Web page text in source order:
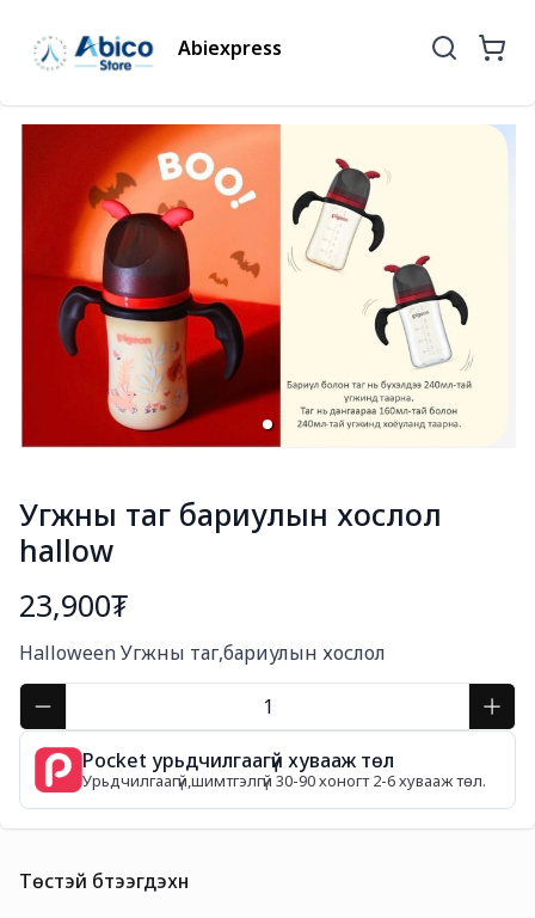
Abiexpress
Угжны таг бариулын хослол
hallow
23,900₮
Halloween Угжны таг,бариулын хослол
Pocket урьдчилгаагүй хувааж төл
Урьдчилгаагүй,шимтгэлгүй 30-90 хоногт 2-6 хувааж төл.
Төстэй бүтээгдэхүүн